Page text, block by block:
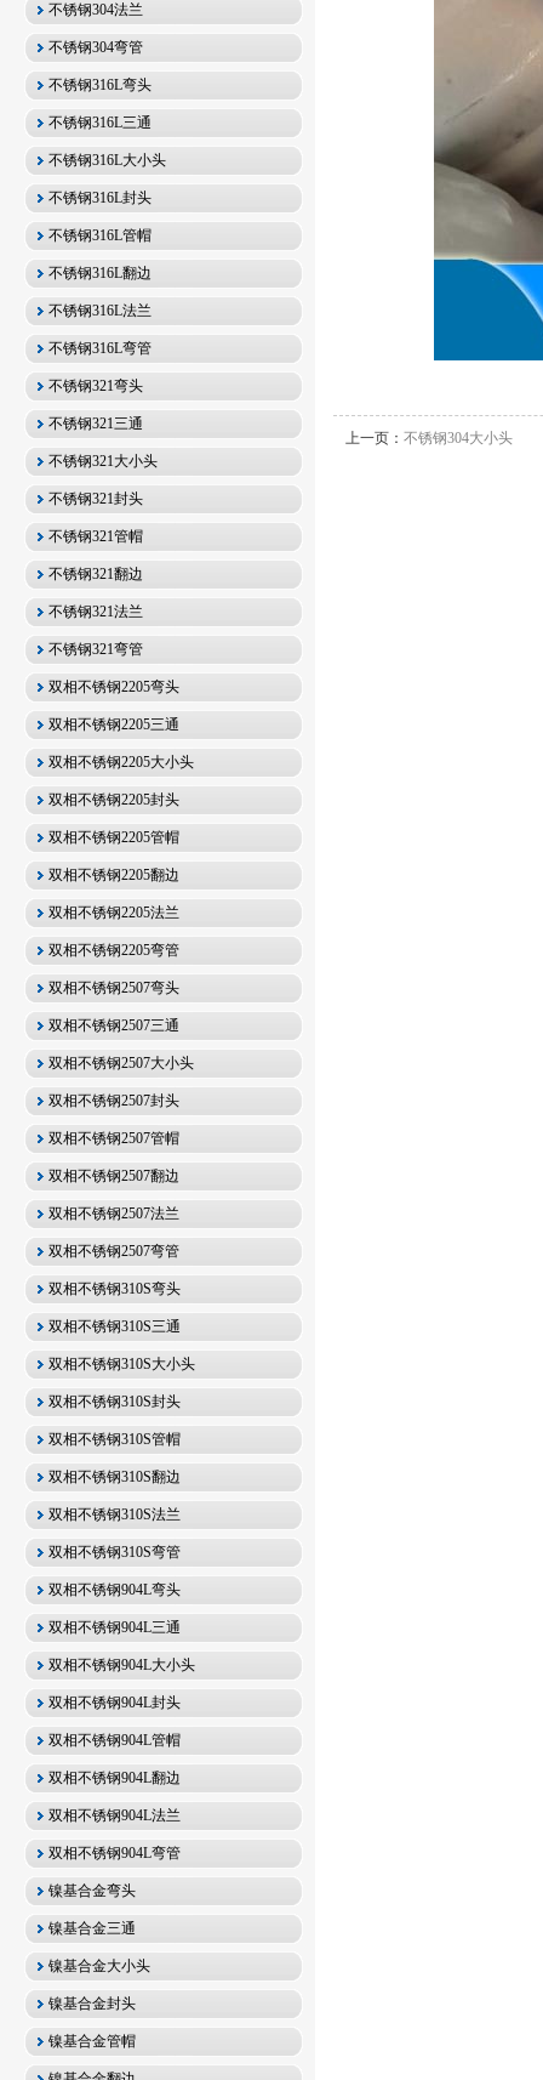
不锈钢304法兰
不锈钢304弯管
不锈钢316L弯头
不锈钢316L三通
不锈钢316L大小头
不锈钢316L封头
不锈钢316L管帽
不锈钢316L翻边
不锈钢316L法兰
不锈钢316L弯管
不锈钢321弯头
不锈钢321三通
不锈钢321大小头
不锈钢321封头
不锈钢321管帽
不锈钢321翻边
不锈钢321法兰
不锈钢321弯管
双相不锈钢2205弯头
双相不锈钢2205三通
双相不锈钢2205大小头
双相不锈钢2205封头
双相不锈钢2205管帽
双相不锈钢2205翻边
双相不锈钢2205法兰
双相不锈钢2205弯管
双相不锈钢2507弯头
双相不锈钢2507三通
双相不锈钢2507大小头
双相不锈钢2507封头
双相不锈钢2507管帽
双相不锈钢2507翻边
双相不锈钢2507法兰
双相不锈钢2507弯管
双相不锈钢310S弯头
双相不锈钢310S三通
双相不锈钢310S大小头
双相不锈钢310S封头
双相不锈钢310S管帽
双相不锈钢310S翻边
双相不锈钢310S法兰
双相不锈钢310S弯管
双相不锈钢904L弯头
双相不锈钢904L三通
双相不锈钢904L大小头
双相不锈钢904L封头
双相不锈钢904L管帽
双相不锈钢904L翻边
双相不锈钢904L法兰
双相不锈钢904L弯管
镍基合金弯头
镍基合金三通
镍基合金大小头
镍基合金封头
镍基合金管帽
上一页： 不锈钢304大小头